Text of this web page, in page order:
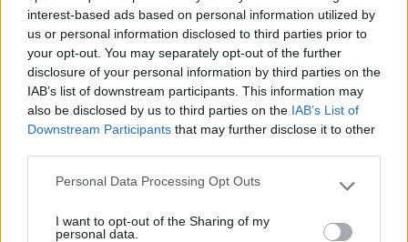
interest-based ads based on personal information utilized by
us or personal information disclosed to third parties prior to
your opt-out. You may separately opt-out of the further
disclosure of your personal information by third parties on the
IAB’s list of downstream participants. This information may
also be disclosed by us to third parties on the IAB’s List of
Downstream Participants that may further disclose it to other
Please note that this website/app uses one or more Google
not limited to your visit or usage behaviour. You may click to
Personal Data Processing Opt Outs
I want to opt-out of the Sharing of my
personal data.
esempio) è molto più bella, anche se arrivare al mare è molto
più faticoso. I prezzi delle aree di sosta in Sardegna stanno
decollando, tra il 2004 ed il 2005 ci sono stati aumenti anche
del 100%! (da 10 euro/notte "all inclusive" a 18 esclusa la
corrente, tanto per avere l'ordine di grandezza), ma sono
incomparabilmente più bassi dei campeggi, che veleggiano su
cifre ormai pazzesche (dai 40 in su, ma molto in su!). Però, la
Sardegna è così bella (soprattutto se eviti agosto) che
-